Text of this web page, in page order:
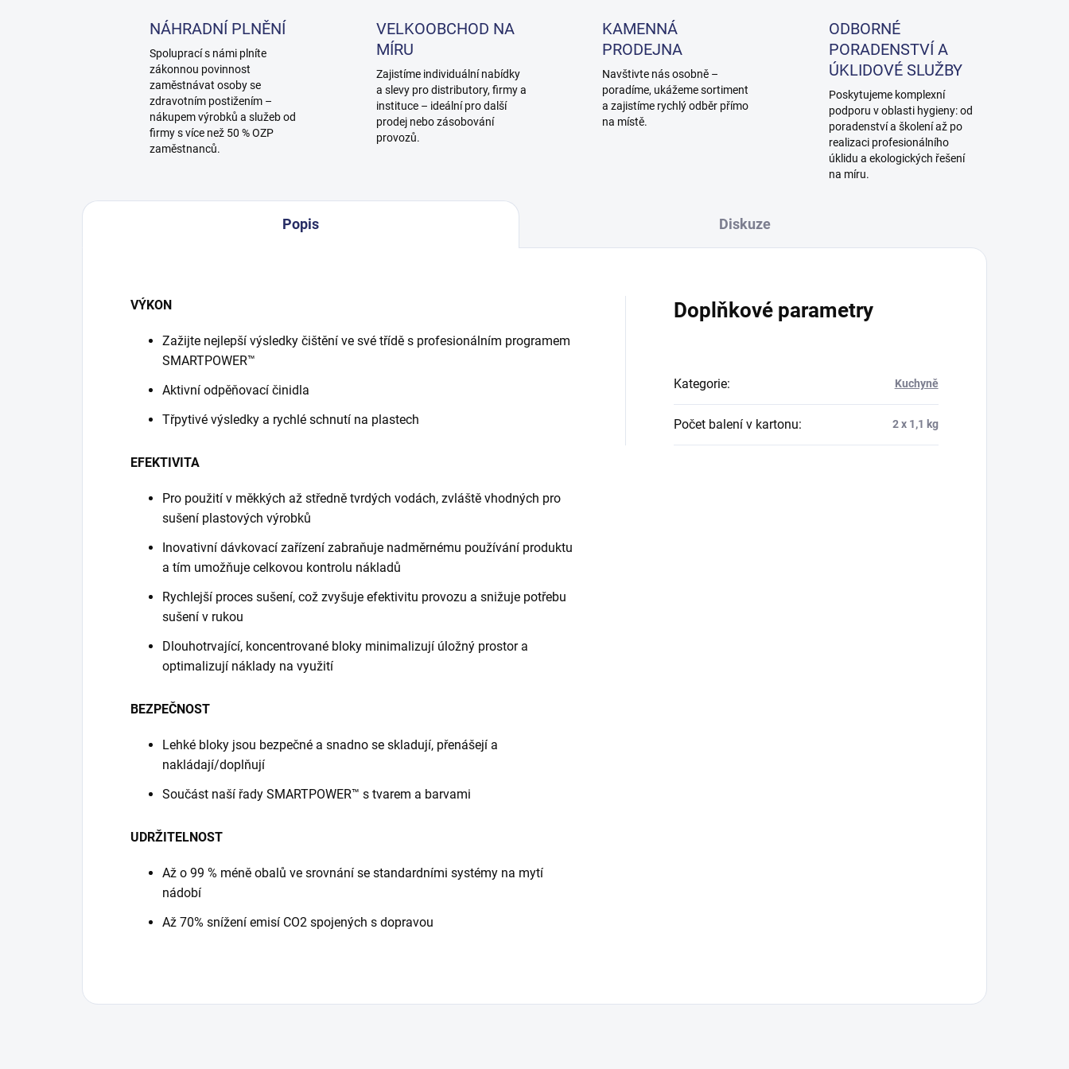
NÁHRADNÍ PLNĚNÍ
Spoluprací s námi plníte
zákonnou povinnost
zaměstnávat osoby se
zdravotním postižením –
nákupem výrobků a služeb od
firmy s více než 50 % OZP
zaměstnanců.
VELKOOBCHOD NA
MÍRU
Zajistíme individuální nabídky
a slevy pro distributory, firmy a
instituce – ideální pro další
prodej nebo zásobování
provozů.
KAMENNÁ
PRODEJNA
Navštivte nás osobně –
poradíme, ukážeme sortiment
a zajistíme rychlý odběr přímo
na místě.
ODBORNÉ
PORADENSTVÍ A
ÚKLIDOVÉ SLUŽBY
Poskytujeme komplexní
podporu v oblasti hygieny: od
poradenství a školení až po
realizaci profesionálního
úklidu a ekologických řešení
na míru.
Popis Diskuze
VÝKON
Zažijte nejlepší výsledky čištění ve své třídě s profesionálním programem
SMARTPOWER™
Aktivní odpěňovací činidla
Třpytivé výsledky a rychlé schnutí na plastech
EFEKTIVITA
Pro použití v měkkých až středně tvrdých vodách, zvláště vhodných pro
sušení plastových výrobků
Inovativní dávkovací zařízení zabraňuje nadměrnému používání produktu
a tím umožňuje celkovou kontrolu nákladů
Rychlejší proces sušení, což zvyšuje efektivitu provozu a snižuje potřebu
sušení v rukou
Dlouhotrvající, koncentrované bloky minimalizují úložný prostor a
optimalizují náklady na využití
BEZPEČNOST
Lehké bloky jsou bezpečné a snadno se skladují, přenášejí a
nakládají/doplňují
Součást naší řady SMARTPOWER™ s tvarem a barvami
UDRŽITELNOST
Až o 99 % méně obalů ve srovnání se standardními systémy na mytí
nádobí
Až 70% snížení emisí CO2 spojených s dopravou
Doplňkové parametry
Kategorie: Kuchyně
Počet balení v kartonu: 2 x 1,1 kg